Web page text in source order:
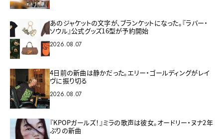
あのジャケットの文字が、ブランケットになった。『ラバー・
ソウル』公式グッズ16型が予約開始
2026.08.07
4日前の新曲は静かだった。エリー・ゴールディングがレイ
ヴに振り切る
2026.08.07
『KPOPガールズ！』ミラの歌声は彼女。オードリー・ヌナ2年
ぶりの新曲